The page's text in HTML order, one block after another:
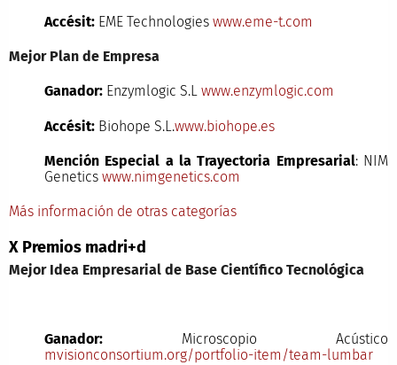
Accésit:EME Technologies www.eme-t.com
Mejor Plan de Empresa
Ganador:Enzymlogic S.L www.enzymlogic.com
Accésit:Biohope S.L.www.biohope.es
Mención Especial a la Trayectoria Empresarial: NIM
Genetics www.nimgenetics.com
Más información de otras categorías
X Premios madri+d
Mejor Idea Empresarial de Base Científico Tecnológica
Ganador:Microscopio Acústico
mvisionconsortium.org/portfolio-item/team-lumbar